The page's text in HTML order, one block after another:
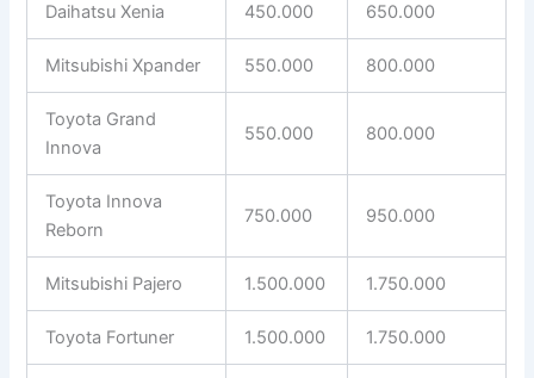
Daihatsu Xenia 450.000 650.000
Mitsubishi Xpander 550.000 800.000
Toyota Grand
Innova
550.000 800.000
Toyota Innova
Reborn
750.000 950.000
Mitsubishi Pajero 1.500.000 1.750.000
Toyota Fortuner 1.500.000 1.750.000